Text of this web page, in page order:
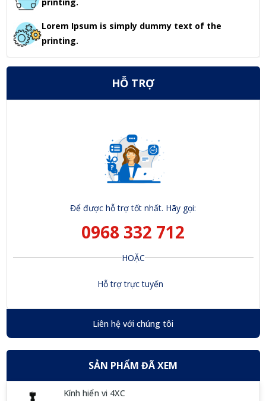
Lorem Ipsum is simply dummy text of the
printing.
HỖ TRỢ
Để được hỗ trợ tốt nhất. Hãy gọi:
0968 332 712
HOẶC
Hỗ trợ trực tuyến
Liên hệ với chúng tôi
SẢN PHẨM ĐÃ XEM
Kính hiển vi 4XC